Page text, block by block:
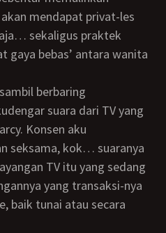
mendapat privat-les
sekaligus praktek
gaya bebas’ antara wanita
suara dari TV yang
Konsen aku
seksama, kok… suaranya
TV itu yang sedang
yang transaksi-nya
baik tunai atau secara